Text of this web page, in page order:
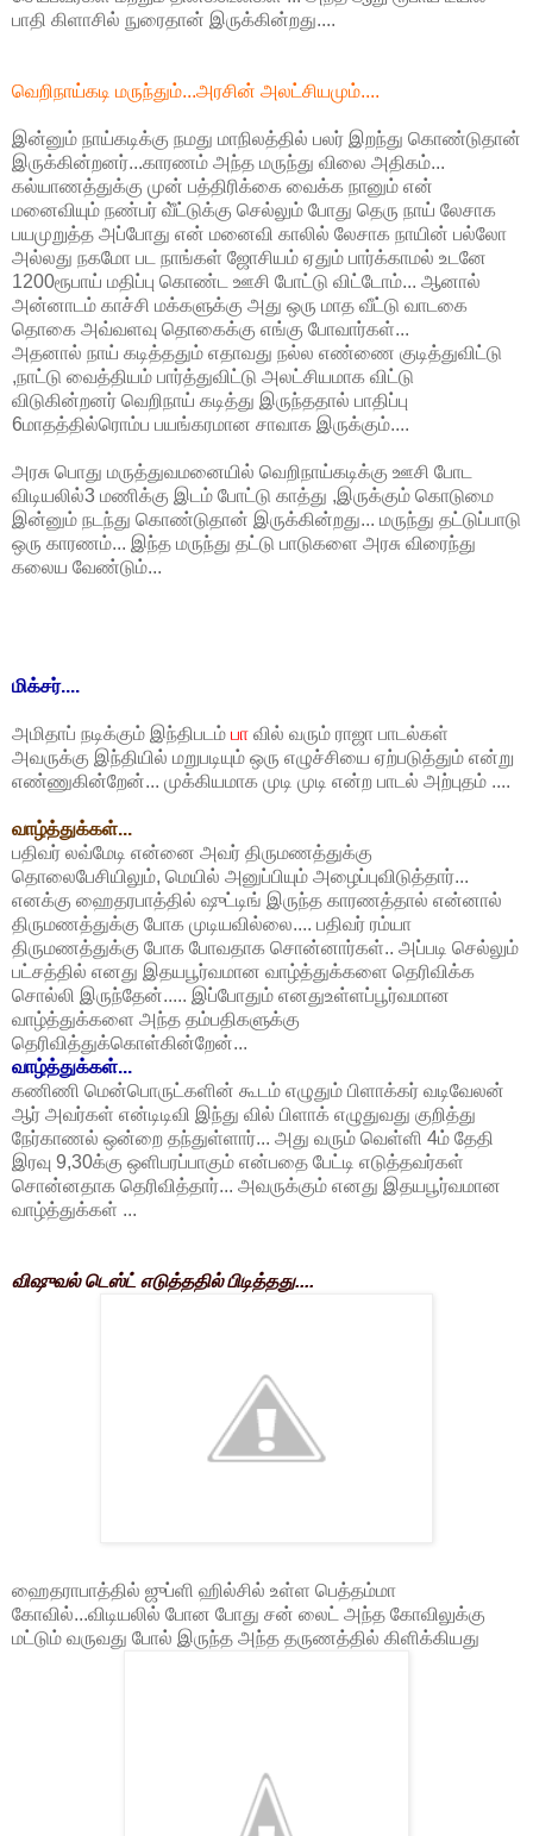
பாதி கிளாசில் நுரைதான் இருக்கின்றது....
வெறிநாய்கடி மருந்தும்...அரசின் அலட்சியமும்....
இன்னும் நாய்கடிக்கு நமது மாநிலத்தில் பலர் இறந்து கொண்டுதான்
இருக்கின்றனர்...காரணம் அந்த மருந்து விலை அதிகம்...
கல்யாணத்துக்கு முன் பத்திரிக்கை வைக்க நானும் என்
மனைவியும் நண்பர் வீ்ட்டுக்கு செல்லும் போது தெரு நாய் லேசாக
பயமுறுத்த அப்போது என் மனைவி காலில் லேசாக நாயின் பல்லோ
அல்லது நகமோ பட நாங்கள் ஜோசியம் ஏதும் பார்க்காமல் உடனே
1200ரூபாய் மதிப்பு கொண்ட ஊசி போட்டு விட்டோம்... ஆனால்
அன்னாடம் காச்சி மக்களுக்கு அது ஒரு மாத வீட்டு வாடகை
தொகை அவ்வளவு தொகைக்கு எங்கு போவார்கள்...
அதனால் நாய் கடித்ததும் எதாவது நல்ல எண்ணை குடித்துவிட்டு
,நாட்டு வைத்தியம் பார்த்துவிட்டு அலட்சியமாக விட்டு
விடுகின்றனர் வெறிநாய் கடித்து இருந்ததால் பாதிப்பு
6மாதத்தில்ரொம்ப பயங்கரமான சாவாக இருக்கும்....
அரசு பொது மருத்துவமனையில் வெறிநாய்கடிக்கு ஊசி போட
விடியலில்3 மணிக்கு இடம் போட்டு காத்து ,இருக்கும் கொடுமை
இன்னும் நடந்து கொண்டுதான் இருக்கின்றது... மருந்து தட்டுப்பாடு
ஒரு காரணம்... இந்த மருந்து தட்டு பாடுகளை அரசு விரைந்து
கலைய வேண்டும்...
மிக்சர்....
அமிதாப் நடிக்கும் இந்திபடம் பா வில் வரும் ராஜா பாடல்கள்
அவருக்கு இந்தியில் மறுபடியும் ஒரு எழுச்சியை ஏற்படுத்தும் என்று
எண்ணுகின்றேன்... முக்கியமாக முடி முடி என்ற பாடல் அற்புதம் ....
வாழ்த்துக்கள்...
பதிவர் லவ்மேடி என்னை அவர் திருமணத்துக்கு
தொலைபேசியிலும், மெயில் அனுப்பியும் அழைப்புவிடுத்தார்...
எனக்கு ஹைதரபாத்தில் ஷுட்டிங் இருந்த காரணத்தால் என்னால்
திருமணத்துக்கு போக முடியவில்லை.... பதிவர் ரம்யா
திருமணத்துக்கு போக போவதாக சொன்னார்கள்.. அப்படி செல்லும்
பட்சத்தில் எனது இதயபூர்வமான வாழ்த்துக்களை தெரிவிக்க
சொல்லி இருந்தேன்..... இப்போதும் எனதுஉள்ளப்பூர்வமான
வாழ்த்துக்களை அந்த தம்பதிகளுக்கு
தெரிவித்துக்கொள்கின்றேன்...
வாழ்த்துக்கள்...
கணிணி மென்பொருட்களின் கூடம் எழுதும் பிளாக்கர் வடிவேலன்
ஆர் அவர்கள் என்டிடிவி இந்து வில் பிளாக் எழுதுவது குறித்து
நேர்காணல் ஒன்றை தந்துள்ளார்... அது வரும் வெள்ளி 4ம் தேதி
இரவு 9,30க்கு ஒளிபரப்பாகும் என்பதை பேட்டி எடுத்தவர்கள்
சொன்னதாக தெரிவித்தார்... அவருக்கும் எனது இதயபூர்வமான
வாழ்த்துக்கள் ...
விஷுவல் டெஸ்ட் எடுத்ததில் பிடித்தது....
ஹைதராபாத்தில் ஜுப்ளி ஹில்சில் உள்ள பெத்தம்மா
கோவில்...விடியலில் போன போது சன் லைட் அந்த கோவிலுக்கு
மட்டும் வருவது போல் இருந்த அந்த தருணத்தில் கிளிக்கியது